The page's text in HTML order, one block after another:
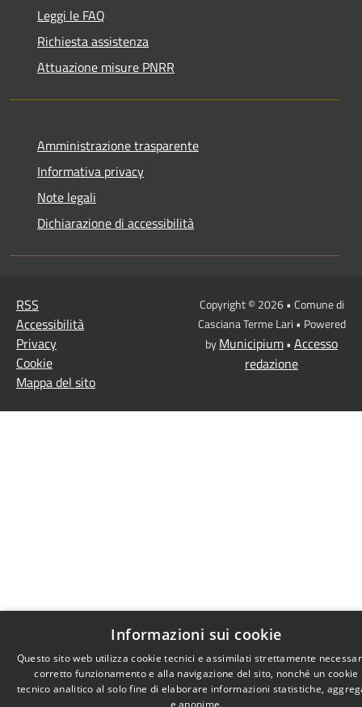
Leggi le FAQ
Richiesta assistenza
Attuazione misure PNRR
Amministrazione trasparente
Informativa privacy
Note legali
Dichiarazione di accessibilità
RSS
Accessibilità
Privacy
Cookie
Mappa del sito
Copyright © 2026 • Comune di
Casciana Terme Lari • Powered
byMunicipium• Accesso
redazione
Informazioni sui cookie
Questo sito web utilizza cookie tecnici e assimilati strettamente
corretto funzionamento e alla navigazione del sito, nonché un cookie
tecnico analitico al solo fine di elaborare informazioni statistiche,
e anonime.